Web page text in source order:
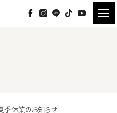
季休業のお知らせ